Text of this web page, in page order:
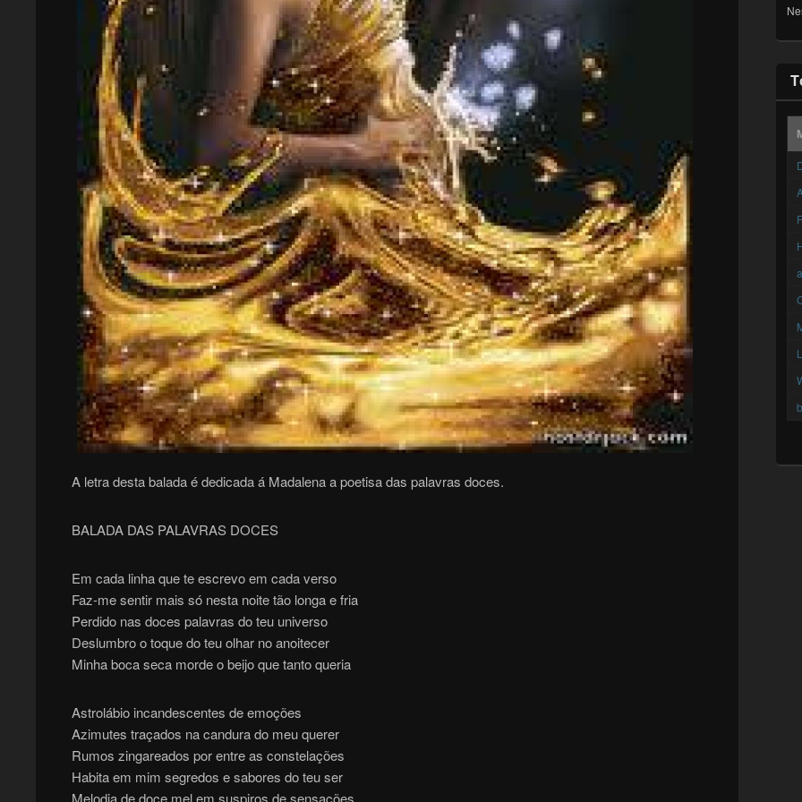
A letra desta balada é dedicada á Madalena a poetisa das palavras doces.
BALADA DAS PALAVRAS DOCES
Em cada linha que te escrevo em cada verso
Faz-me sentir mais só nesta noite tão longa e fria
Perdido nas doces palavras do teu universo
Deslumbro o toque do teu olhar no anoitecer
Minha boca seca morde o beijo que tanto queria
Astrolábio incandescentes de emoções
Azimutes traçados na candura do meu querer
Rumos zingareados por entre as constelações
Habita em mim segredos e sabores do teu ser
Melodia de doce mel em suspiros de sensações